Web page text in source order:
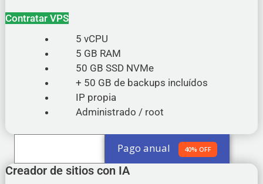
5 vCPU
5 GB RAM
50 GB SSD NVMe
+ 50 GB de backups incluídos
IP propia
Administrado / root
Contratar VPS
Pago anual 40% OFF
Creador de sitios con IA